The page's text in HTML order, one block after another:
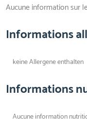
Aucune information sur
Informations
keine Allergene enthalten
Informations
Aucune information